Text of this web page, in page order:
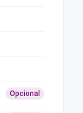
Opcional